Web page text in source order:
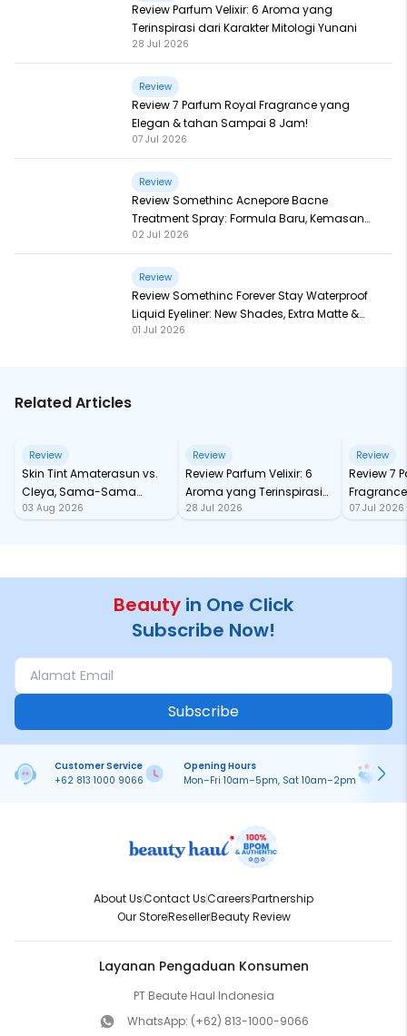
Review Parfum Velixir: 6 Aroma yang
Terinspirasi dari Karakter Mitologi Yunani
28 Jul 2026
Review
Review 7 Parfum Royal Fragrance yang
Elegan & tahan Sampai 8 Jam!
07 Jul 2026
Review
Review Somethinc Acnepore Bacne
Treatment Spray: Formula Baru, Kemasan
Baru, Makin Ampuh!
02 Jul 2026
Review
Review Somethinc Forever Stay Waterproof
Liquid Eyeliner: New Shades, Extra Matte &
Super Pigmented!
01 Jul 2026
Related Articles
Review
Skin Tint Amaterasun vs.
Cleya, Sama-Sama
dengan SPF, Mana yang
03 Aug 2026
Review
Review Parfum Velixir: 6
Aroma yang Terinspirasi
dari Karakter Mitologi
28 Jul 2026
Review
Review 7
tahan
07 Jul 2026
Beauty in One Click
Subscribe Now!
Subscribe
Customer Service
+62 813 1000 9066
Opening Hours
Mon–Fri 10am–5pm, Sat 10am–2pm
About UsContact UsCareersPartnership
Our StoreResellerBeauty Review
Layanan Pengaduan Konsumen
PT Beaute Haul Indonesia
WhatsApp: (+62) 813-1000-9066